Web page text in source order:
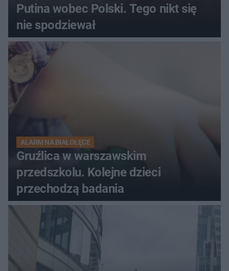
Putina wobec Polski. Tego nikt się
nie spodziewał
ALARM NA BIAŁOŁĘCE
Gruźlica w warszawskim
przedszkolu. Kolejne dzieci
przechodzą badania